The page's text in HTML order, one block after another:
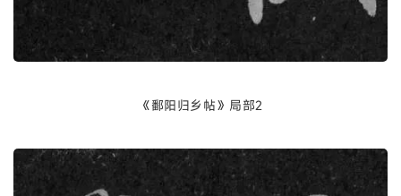
《鄱阳归乡帖》局部2